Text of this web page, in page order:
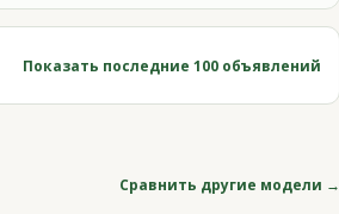
Показать последние 100 объявлений
Сравнить другие модели →